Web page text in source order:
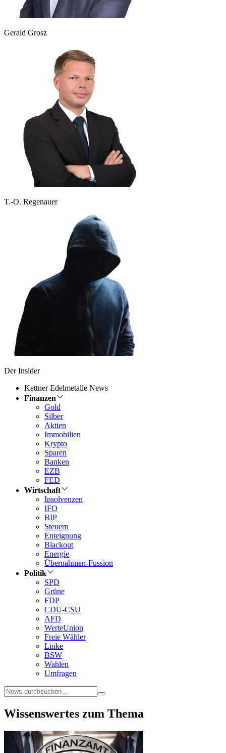
Gerald Grosz
T.-O. Regenauer
Der Insider
Kettner Edelmetalle News
Finanzen
Gold
Silber
Aktien
Immobilien
Krypto
Sparen
Banken
EZB
FED
Wirtschaft
Insolvenzen
IFO
BIP
Steuern
Enteignung
Blackout
Energie
Übernahmen-Fussion
Politik
SPD
Grüne
FDP
CDU-CSU
AFD
WerteUnion
Freie Wähler
Linke
BSW
Wahlen
Umfragen
Wissenswertes zum Thema